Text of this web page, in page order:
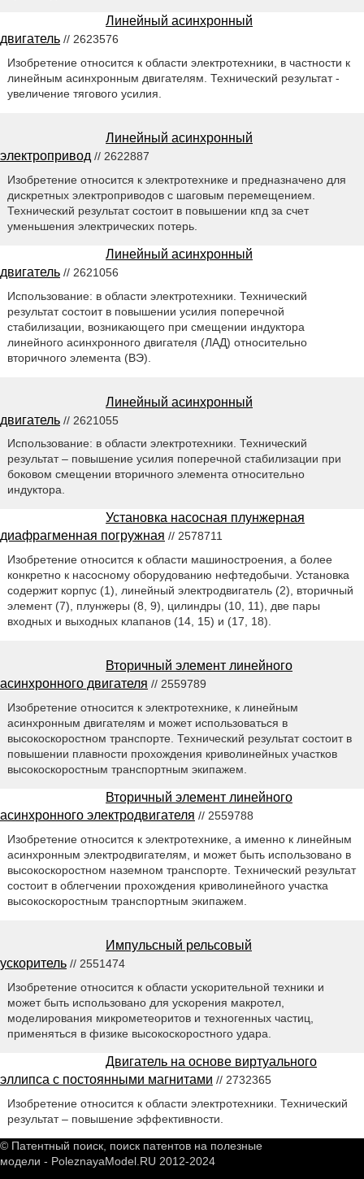
Линейный асинхронный
двигатель // 2623576
Изобретение относится к области электротехники, в частности к
линейным асинхронным двигателям. Технический результат -
увеличение тягового усилия.
Линейный асинхронный
электропривод // 2622887
Изобретение относится к электротехнике и предназначено для
дискретных электроприводов с шаговым перемещением.
Технический результат состоит в повышении кпд за счет
уменьшения электрических потерь.
Линейный асинхронный
двигатель // 2621056
Использование: в области электротехники. Технический
результат состоит в повышении усилия поперечной
стабилизации, возникающего при смещении индуктора
линейного асинхронного двигателя (ЛАД) относительно
вторичного элемента (ВЭ).
Линейный асинхронный
двигатель // 2621055
Использование: в области электротехники. Технический
результат – повышение усилия поперечной стабилизации при
боковом смещении вторичного элемента относительно
индуктора.
Установка насосная плунжерная
диафрагменная погружная // 2578711
Изобретение относится к области машиностроения, а более
конкретно к насосному оборудованию нефтедобычи. Установка
содержит корпус (1), линейный электродвигатель (2), вторичный
элемент (7), плунжеры (8, 9), цилиндры (10, 11), две пары
входных и выходных клапанов (14, 15) и (17, 18).
Вторичный элемент линейного
асинхронного двигателя // 2559789
Изобретение относится к электротехнике, к линейным
асинхронным двигателям и может использоваться в
высокоскоростном транспорте. Технический результат состоит в
повышении плавности прохождения криволинейных участков
высокоскоростным транспортным экипажем.
Вторичный элемент линейного
асинхронного электродвигателя // 2559788
Изобретение относится к электротехнике, а именно к линейным
асинхронным электродвигателям, и может быть использовано в
высокоскоростном наземном транспорте. Технический результат
состоит в облегчении прохождения криволинейного участка
высокоскоростным транспортным экипажем.
Импульсный рельсовый
ускоритель // 2551474
Изобретение относится к области ускорительной техники и
может быть использовано для ускорения макротел,
моделирования микрометеоритов и техногенных частиц,
применяться в физике высокоскоростного удара.
Двигатель на основе виртуального
эллипса с постоянными магнитами // 2732365
Изобретение относится к области электротехники. Технический
результат – повышение эффективности.
© Патентный поиск, поиск патентов на полезные
модели - PoleznayaModel.RU 2012-2024